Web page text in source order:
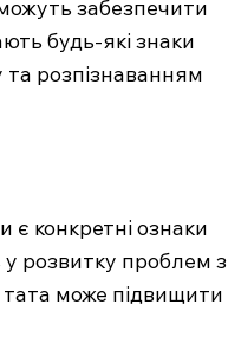
забезпечити
будь-які знаки
розпізнаванням
конкретні ознаки
у розвитку проблем з
може підвищити